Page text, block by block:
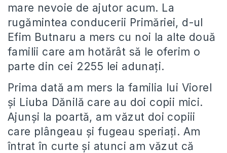
mare nevoie de ajutor acum. La
rugămintea conducerii Primăriei, d-ul
Efim Butnaru a mers cu noi la alte două
familii care am hotărât să le oferim o
parte din cei 2255 lei adunaţi.
Prima dată am mers la familia lui Viorel
şi Liuba Dănilă care au doi copii mici.
Ajunşi la poartă, am văzut doi copiii
care plângeau şi fugeau speriaţi. Am
întrat în curte şi atunci am văzut că